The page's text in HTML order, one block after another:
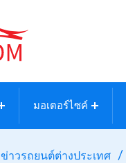
มอเตอร์ไซค์
ข่าวรถยนต์ต่างประเทศ